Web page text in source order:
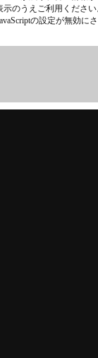
のうえご利用くださ
の設定が無効